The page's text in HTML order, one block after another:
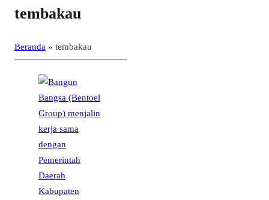
tembakau
Beranda » tembakau